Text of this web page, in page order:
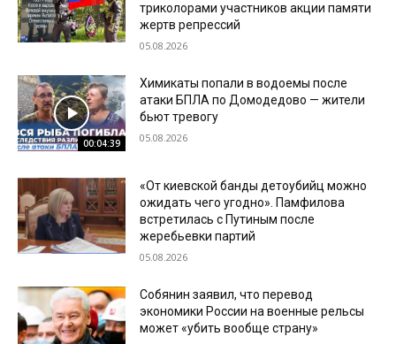
триколорами участников акции памяти
жертв репрессий
05.08.2026
00:04:39
Химикаты попали в водоемы после
атаки БПЛА по Домодедово — жители
бьют тревогу
05.08.2026
«От киевской банды детоубийц можно
ожидать чего угодно». Памфилова
встретилась с Путиным после
жеребьевки партий
05.08.2026
Собянин заявил, что перевод
экономики России на военные рельсы
может «убить вообще страну»